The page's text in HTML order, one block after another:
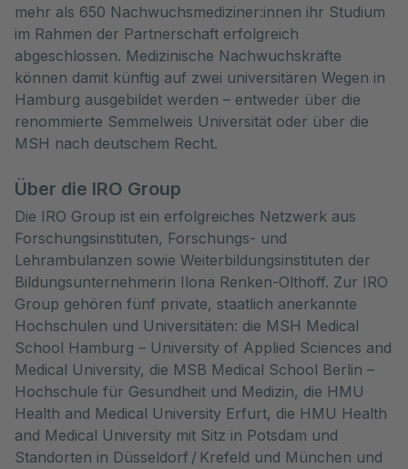
mehr als 650 Nachwuchsmediziner:innen ihr Studium
im Rahmen der Partnerschaft erfolgreich
abgeschlossen. Medizinische Nachwuchskräfte
können damit künftig auf zwei universitären Wegen in
Hamburg ausgebildet werden – entweder über die
renommierte Semmelweis Universität oder über die
MSH nach deutschem Recht.
Über die IRO Group
Die IRO Group ist ein erfolgreiches Netzwerk aus
Forschungsinstituten, Forschungs- und
Lehrambulanzen sowie Weiterbildungsinstituten der
Bildungsunternehmerin Ilona Renken-Olthoff. Zur IRO
Group gehören fünf private, staatlich anerkannte
Hochschulen und Universitäten: die MSH Medical
School Hamburg – University of Applied Sciences and
Medical University, die MSB Medical School Berlin –
Hochschule für Gesundheit und Medizin, die HMU
Health and Medical University Erfurt, die HMU Health
and Medical University mit Sitz in Potsdam und
Standorten in Düsseldorf / Krefeld und München und